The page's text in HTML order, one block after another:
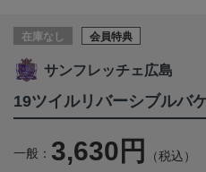
在庫なし 会員特典
サンフレッチェ広島
19ツイルリバーシブルバ
一般： 3,630円 （税込）